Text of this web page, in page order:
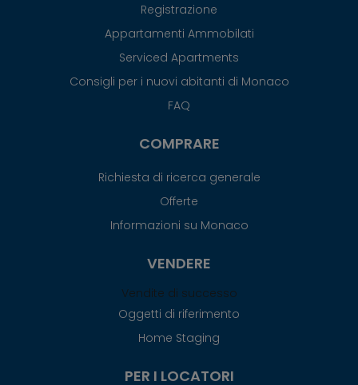
Registrazione
Appartamenti Ammobilati
Serviced Apartments
Consigli per i nuovi abitanti di Monaco
FAQ
COMPRARE
Richiesta di ricerca generale
Offerte
Informazioni su Monaco
VENDERE
Vendite di successo
Oggetti di riferimento
Home Staging
PER I LOCATORI